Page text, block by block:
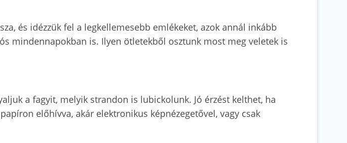
és idézzük fel a legkellemesebb emlékeket, azok annál inkább
mindennapokban is. Ilyen ötletekből osztunk most meg veletek is
a fagyit, melyik strandon is lubickolunk. Jó érzést kelthet, ha
előhívva, akár elektronikus képnézegetővel, vagy csak